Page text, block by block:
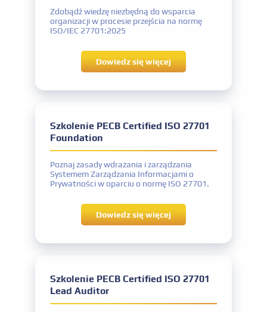
Podpisanie kodeksu etycznego PECB
online z trenerem - 5; szkolenia self-study - 1.
Zdobądź wiedzę niezbędną do wsparcia
organizacji w procesie przejścia na normę
ISO/IEC 27701:2025
Dowiedz się więcej
Szkolenie PECB Certified ISO 27701
Foundation
Poznaj zasady wdrażania i zarządzania
Systemem Zarządzania Informacjami o
Prywatności w oparciu o normę ISO 27701.
Dowiedz się więcej
Szkolenie PECB Certified ISO 27701
Lead Auditor